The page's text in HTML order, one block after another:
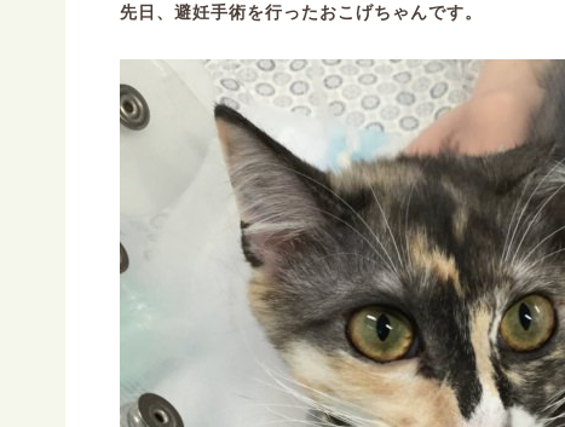
先日、避妊手術を行ったおこげちゃんです。